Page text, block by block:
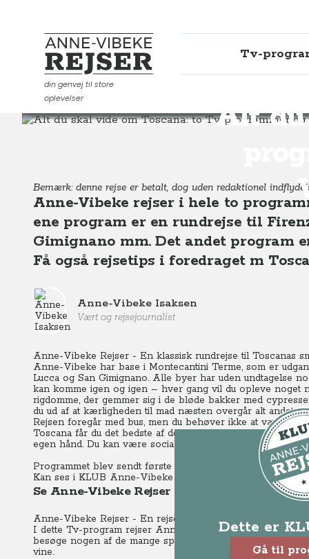
Anne-Vibeke Rejser
din genvej til store
oplevelser
Tv-
Alt du
Destinationer
Bemærk: denne rejse er betalt, dog uden redaktionel
Anne-Vibeke rejser i hele to
ene program er en rundrejse til
Gimignano mm. Det andet program
Få også rejsetips i foredraget m
Anne-Vibeke Isaksen
Vært og rejsejournalist
Anne-Vibeke Rejser - En klassisk rundrejse til Toscanas
Anne-Vibeke har base i Montecantini Terme, som er
Lucca og San Gimignano. Alle byer har uden undtagelse
kan komme igen og igen – hver gang vil du opleve noget
rigdomme, der gemmer sig i de bløde bakker med
du ud af at kærligheden til mad næsten overgår alt andet
Rejsen foregår med bus, men du behøver ikke at være til
Toscana får du det bedste af det hele. Der er
egen hånd. Du kan være social sammen med de andre
Programmet blev sendt første gang mandag d. 4.2. 2013 kl.
Kan ses i KLUB Anne-Vibeke Rejser.
Se Anne-Vibeke Rejser - Toscana
Dette er
Gå til
Anne-Vibeke Rejser - En rejse til Toscana - i Chianti
I dette Tv-program rejser Anne-Vibeke på vinrejse til
besøge nogen af de mange spændende vingårde der
vine.